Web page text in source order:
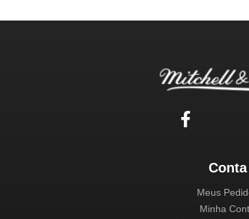
Conta
Meus
Minha